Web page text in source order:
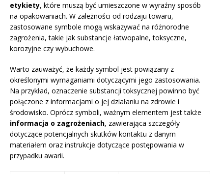
etykiety, które muszą być umieszczone w wyraźny sposób
na opakowaniach. W zależności od rodzaju towaru,
zastosowane symbole mogą wskazywać na różnorodne
zagrożenia, takie jak substancje łatwopalne, toksyczne,
korozyjne czy wybuchowe.
Warto zauważyć, że każdy symbol jest powiązany z
określonymi wymaganiami dotyczącymi jego zastosowania.
Na przykład, oznaczenie substancji toksycznej powinno być
połączone z informacjami o jej działaniu na zdrowie i
środowisko. Oprócz symboli, ważnym elementem jest także
informacja o zagrożeniach, zawierająca szczegóły
dotyczące potencjalnych skutków kontaktu z danym
materiałem oraz instrukcje dotyczące postępowania w
przypadku awarii.